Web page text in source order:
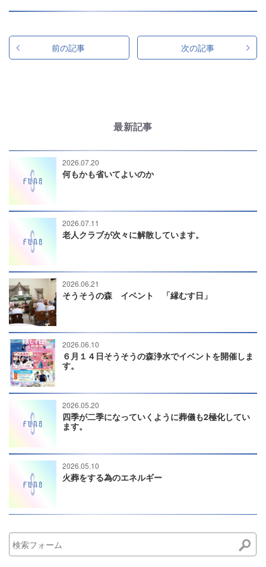
前の記事 次の記事
最新記事
2026.07.20
何もかも省いてよいのか
2026.07.11
老人クラブが次々に解散しています。
2026.06.21
そうそうの森 イベント 「縁むす日」
2026.06.10
６月１４日そうそうの森浄水でイベントを開催しま
す。
2026.05.20
四季が二季になっていくように葬儀も2極化してい
ます。
2026.05.10
火葬をする為のエネルギー